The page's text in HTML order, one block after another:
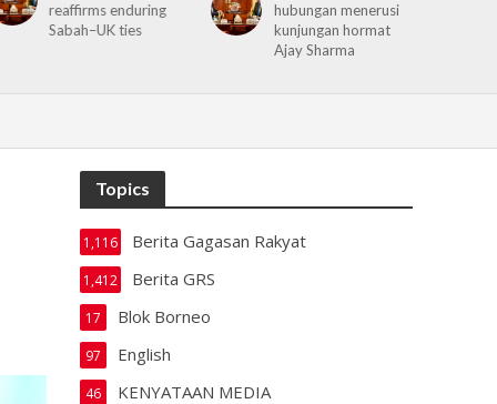
hubungan menerusi
kunjungan hormat
banjir Tawau terima
bantuan kewangan
Topics
Berita Gagasan Rakyat
1,116
Berita GRS
1,412
Blok Borneo
17
English
97
KENYATAAN MEDIA
46